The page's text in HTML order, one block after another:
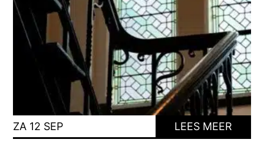
ZA 12 SEP LEES MEER